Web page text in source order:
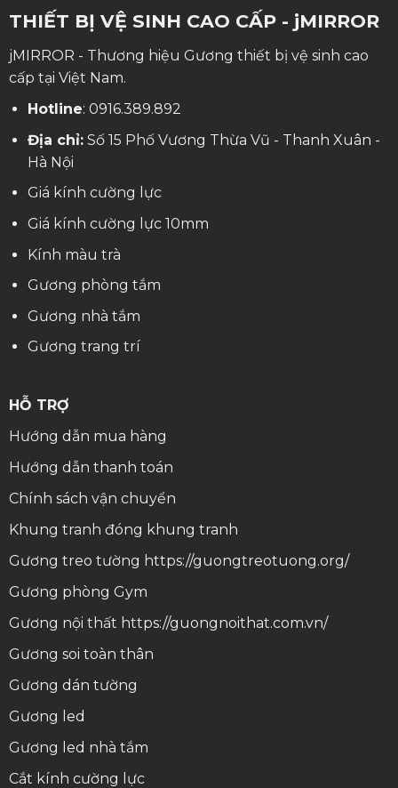
THIẾT BỊ VỆ SINH CAO CẤP - jMIRROR
jMIRROR - Thương hiệu Gương thiết bị vệ sinh cao
cấp tại Việt Nam.
Hotline: 0916.389.892
Địa chỉ:Số 15 Phố Vương Thừa Vũ - Thanh Xuân -
Hà Nội
Giá kính cường lực
Giá kính cường lực 10mm
Kính màu trà
Gương phòng tắm
Gương nhà tắm
Gương trang trí
HỖ TRỢ
Hướng dẫn mua hàng
Hướng dẫn thanh toán
Chính sách vận chuyển
Khung tranh đóng khung tranh
Gương treo tường https://guongtreotuong.org/
Gương phòng Gym
Gương nội thất https://guongnoithat.com.vn/
Gương soi toàn thân
Gương dán tường
Gương led
Gương led nhà tắm
Cắt kính cường lực